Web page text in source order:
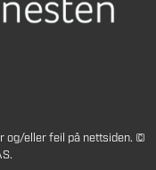
og/eller feil på nettsiden. ©